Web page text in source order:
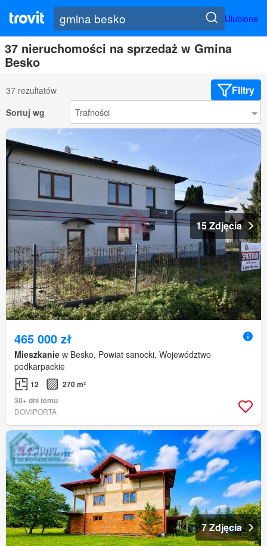
Ulubione
37 nieruchomości na sprzedaż w Gmina
Besko
37 rezultatów Filtry
Sortuj wg
15 Zdjęcia
465 000 zł
Mieszkanie w Besko, Powiat sanocki, Województwo
podkarpackie
12
270 m²
30+ dni temu
DOMIPORTA
7 Zdjęcia